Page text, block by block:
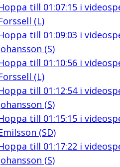
till 01:07:15i
(L)
till 01:09:03 i
(S)
till 01:10:56i
(L)
till 01:12:54i
(S)
till 01:15:15i
(SD)
till 01:17:22 i
(S)